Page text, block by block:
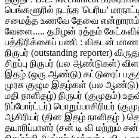
பெங்களூரில் நடந்த 'பெரிய'
சமைத்த உணவே தேவை
வேளை..... தமிழன் ரத்தம்
பத்திரிக்கைப் பணி : விகடன் மாணவ
நிருபர் (outstanding reporter)
சிறப்பு நிருபர் (பல ஆண்டுகள்)
இதழ் (ஒரு ஆண்டு) கட்டுரைப்
முரசு குழும இதழ்கள் (பல ஆண்டு)
மதி நாளிதழ்) நிருபர் (குமுதம்)
ரிப்போர்ட்டர்) பொறுப்பாசிரியர்
ஆசிரியர் (தின இதழ் நாளிதழ் )
தயாரிப்பாளர் (சன் டி வி மற்றும்